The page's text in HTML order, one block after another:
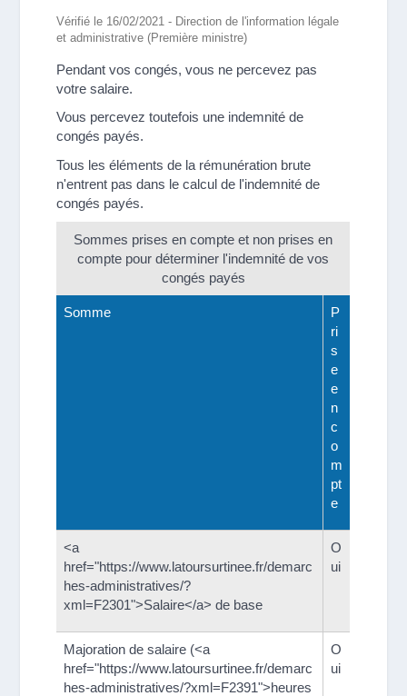
Vérifié le 16/02/2021 - Direction de l'information légale
et administrative (Première ministre)
Pendant vos congés, vous ne percevez pas
votre salaire.
Vous percevez toutefois une indemnité de
congés payés.
Tous les éléments de la rémunération brute
n'entrent pas dans le calcul de l'indemnité de
congés payés.
Sommes prises en compte et non prises en
compte pour déterminer l'indemnité de vos
congés payés
Somme
P
ri
s
e
e
n
c
o
m
pt
e
<a
href="https://www.latoursurtinee.fr/demarc
hes-administratives/?
xml=F2301">Salaire</a> de base
O
ui
Majoration de salaire (<a
href="https://www.latoursurtinee.fr/demarc
hes-administratives/?xml=F2391">heures
O
ui